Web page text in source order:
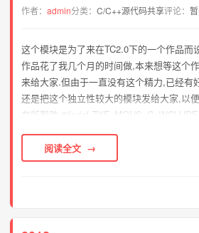
作者：admin分类：C/C++源代码共享评论：
这个模块是为了来在TC2.0下的一个作品而
作品花了我几个月的时间做,本来想等这个
来给大家.但由于一直没有这个精力,已经有
还是把这个独立性较大的模块发给大家,以
有所帮助.#ifndef
ZXF_MOUS_C_INCLUDE#include <dos.h...
阅读全文